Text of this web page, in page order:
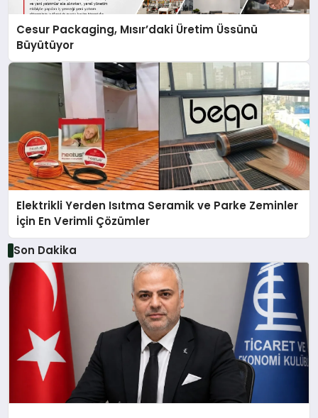
Cesur Packaging, Mısır’daki Üretim Üssünü
Büyütüyor
Elektrikli Yerden Isıtma Seramik ve Parke Zeminler
İçin En Verimli Çözümler
Son Dakika